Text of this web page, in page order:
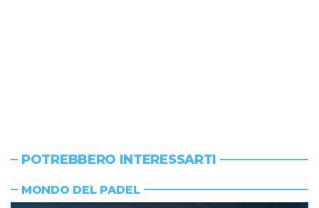
POTREBBERO INTERESSARTI
MONDO DEL PADEL